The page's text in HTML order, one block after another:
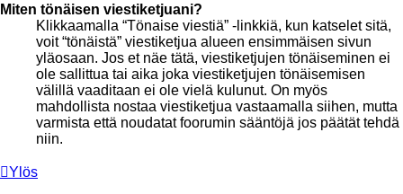
Miten tönäisen viestiketjuani?
Klikkaamalla “Tönaise viestiä” -linkkiä, kun katselet sitä,
voit “tönäistä” viestiketjua alueen ensimmäisen sivun
yläosaan. Jos et näe tätä, viestiketjujen tönäiseminen ei
ole sallittua tai aika joka viestiketjujen tönäisemisen
välillä vaaditaan ei ole vielä kulunut. On myös
mahdollista nostaa viestiketjua vastaamalla siihen, mutta
varmista että noudatat foorumin sääntöjä jos päätät tehdä
niin.
Ylös